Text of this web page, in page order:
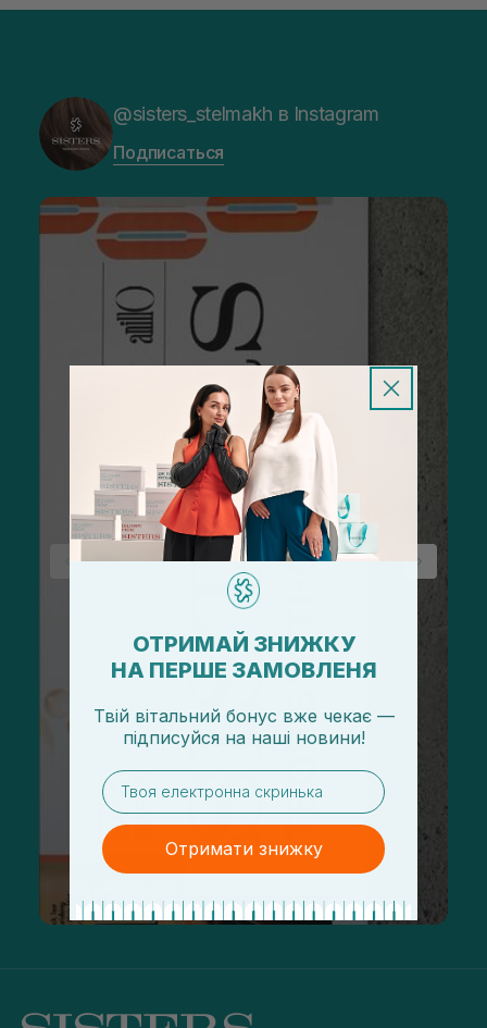
@sisters_stelmakh в Instagram
Подписаться
ОТРИМАЙ ЗНИЖКУ
НА ПЕРШЕ ЗАМОВЛЕНЯ
Твій вітальний бонус вже чекає —
підписуйся на наші новини!
email
Отримати знижку